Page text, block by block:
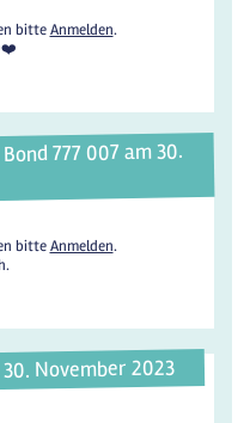
bitteAnmelden.
777 007 am 30.
bitteAnmelden.
November 2023